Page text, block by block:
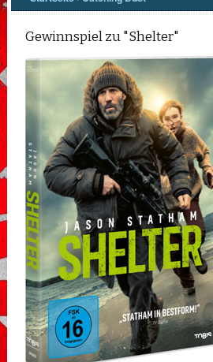
Gewinnspiel zu "Shelter"